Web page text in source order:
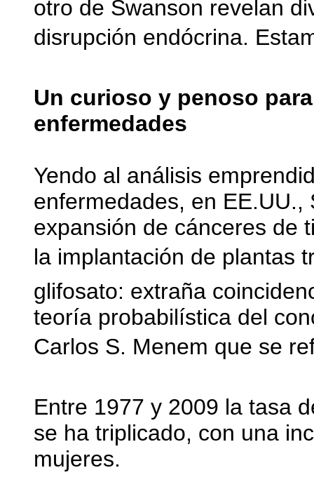
otro de Swanson revelan
disrupción endócrina.
Un curioso y penoso
enfermedades
Yendo al análisis
enfermedades, en
expansión de cánceres de
la implantación de plantas
glifosato: extraña
teoría probabilística del
Carlos S. Menem que se
Entre 1977 y 2009 la tasa
se ha triplicado, con una
mujeres.